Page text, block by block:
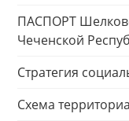
ПАСПОРТ
Чеченской
Стратегия
Схема